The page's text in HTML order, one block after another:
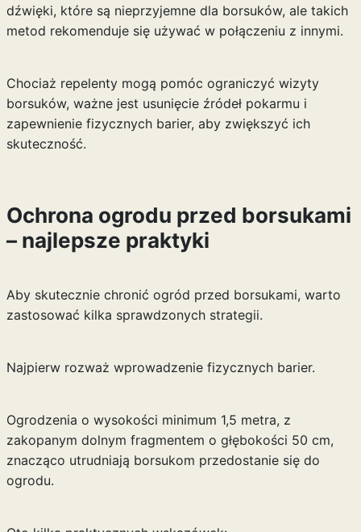
dźwięki, które są nieprzyjemne dla borsuków, ale takich
metod rekomenduje się używać w połączeniu z innymi.
Chociaż repelenty mogą pomóc ograniczyć wizyty
borsuków, ważne jest usunięcie źródeł pokarmu i
zapewnienie fizycznych barier, aby zwiększyć ich
skuteczność.
Ochrona ogrodu przed borsukami
– najlepsze praktyki
Aby skutecznie chronić ogród przed borsukami, warto
zastosować kilka sprawdzonych strategii.
Najpierw rozważ wprowadzenie fizycznych barier.
Ogrodzenia o wysokości minimum 1,5 metra, z
zakopanym dolnym fragmentem o głębokości 50 cm,
znacząco utrudniają borsukom przedostanie się do
ogrodu.